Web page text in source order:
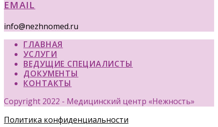
EMAIL
info@nezhnomed.ru
ГЛАВНАЯ
УСЛУГИ
ВЕДУЩИЕ СПЕЦИАЛИСТЫ
ДОКУМЕНТЫ
КОНТАКТЫ
Copyright 2022 - Медицинский центр «Нежность»
Политика конфиденциальности